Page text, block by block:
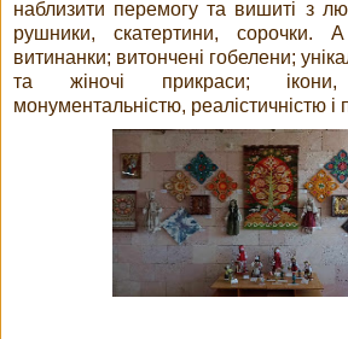
наблизити перемогу та вишиті з
рушники, скатертини, сорочки.
витинанки; витончені гобелени;
та жіночі прикраси;
монументальністю, реалістичністю і